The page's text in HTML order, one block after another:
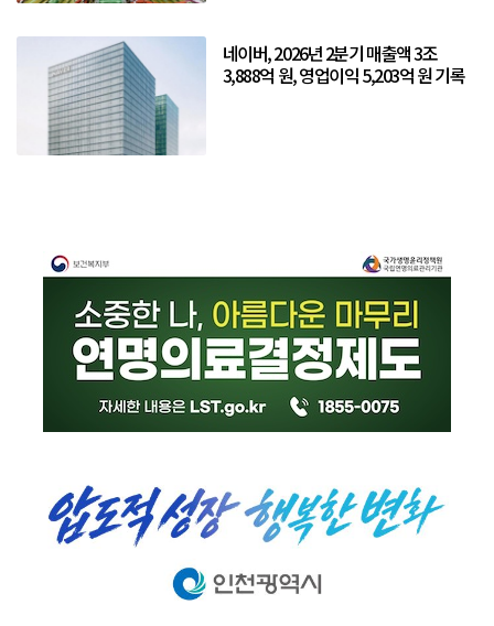
네이버, 2026년 2분기 매출액 3조
3,888억 원, 영업이익 5,203억 원 기록